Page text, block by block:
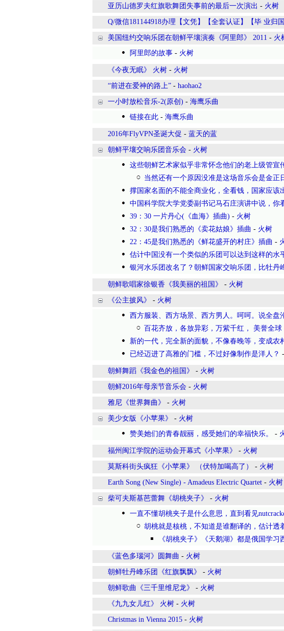
亚历山德罗夫红旗歌舞团失事前的最后一次演出 - 火树
Q/微信181144918办理【文凭】【全套认证】【毕 业归
美国纽约交响乐团在朝鲜平壤演奏《阿里郎》 2011 - 火
阿里郎的故事 - 火树
《今夜无眠》 火树 - 火树
“前进在爱神的路上” - haohao2
一小时放松音乐-2(原创) - 海鹰乐曲
链接在此 - 海鹰乐曲
2016年FlyVPN圣诞大促 - 蓝天的蓝
朝鲜平壤交响乐团音乐会 - 火树
这些朝鲜艺术家似乎非常怀念他们的老上级管宣
当然还有一个原因没准是这场音乐会是金正
撑国家名面的不能全商业化，全看钱，国家应该
中国科学院大学党委副书记马石庄演讲中说，你
39：30 一片丹心(《血海》插曲) - 火树
32：30是我们熟悉的《卖花姑娘》插曲 - 火树
22：45是我们熟悉的《鲜花盛开的村庄》插曲 -
估计中国没有一个类似的乐团可以达到这样的水
银河水乐团改名了？朝鲜国家交响乐团，比牡丹
朝鲜歌唱家徐银香《我美丽的祖国》 - 火树
《公主披风》 - 火树
西方服装、西方场景、西方男人。呵呵。说全盘
百花齐放，各放异彩，万紫千红， 美誉全球
新的一代，完全新的面貌，不像春晚等，变成农
已经迈进了高雅的门槛，不过好像制作是洋人？ -
朝鲜舞蹈《我金色的祖国》 - 火树
朝鲜2016年母亲节音乐会 - 火树
雅尼《世界舞曲》 - 火树
美少女版《小苹果》 - 火树
赞美她们的青春靓丽，感受她们的幸福快乐。
-
福州闽江学院的运动会开幕式《小苹果》 - 火树
莫斯科街头疯狂《小苹果》 （伏特加喝高了） - 火树
Earth Song (New Single) - Amadeus Electric Quartet - 火树
柴可夫斯基芭蕾舞《胡桃夹子》 - 火树
一直不懂胡桃夹子是什么意思，直到看见
胡桃就是核桃，不知道是谁翻译的，估计透
《胡桃夹子》《天鹅湖》都是俄国学习
《蓝色多瑙河》圆舞曲 - 火树
朝鲜牡丹峰乐团《红旗飘飘》 - 火树
朝鲜歌曲《三千里维尼龙》 - 火树
《九九女儿红》 火树 - 火树
Christmas in Vienna 2015 - 火树